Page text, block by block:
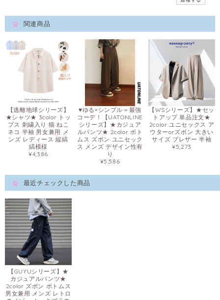
関連商品
【逃離地球シリーズ】
★シャツ★ 3color トッ
プス 刺繍入り 猫 ねこ
ネコ 半袖 男女兼用 メ
ンズ レディース 縦縞
縞模様
¥4,386
♥ゆる×シンプル＝最強
コーデ！【UATONLINE
シリーズ】★カジュア
ルパンツ★ 2color ボト
ムス ズボン ユニセック
ス メンズ デザイン性有
り
¥5,586
【WSシリーズ】★セッ
トアップ 単品注文★
2color ユニセックス ア
ウターorズボン 大きい
サイズ ブレザー 半袖
¥5,273
最近チェックした商品
【GUYUシリーズ】★
カジュアルパンツ★
2color ズボン ボトムス
男女兼用 メンズ レトロ